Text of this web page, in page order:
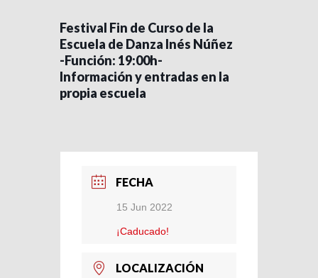
Festival Fin de Curso de la
Escuela de Danza Inés Núñez
-Función: 19:00h-
Información y entradas en la
propia escuela
FECHA
15 Jun 2022
¡Caducado!
LOCALIZACIÓN